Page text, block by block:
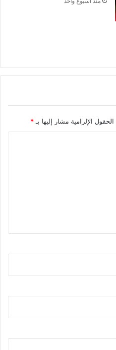
الحقول الإلزامية مشار إليها بـ *